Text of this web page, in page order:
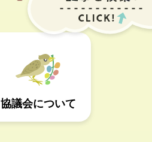
協議会について